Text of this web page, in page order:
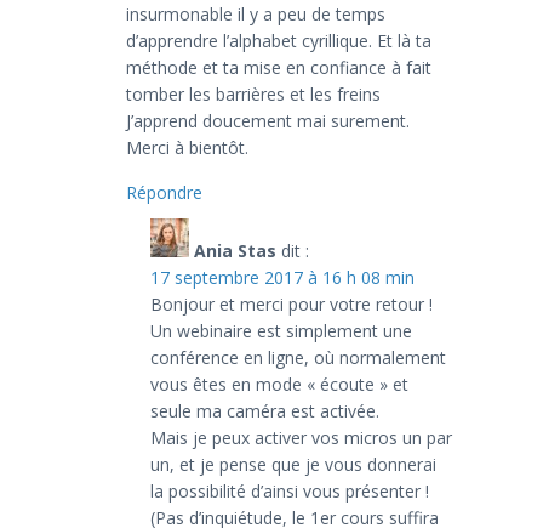
insurmonable il y a peu de temps
d’apprendre l’alphabet cyrillique. Et là ta
méthode et ta mise en confiance à fait
tomber les barrières et les freins
J’apprend doucement mai surement.
Merci à bientôt.
Répondre
Ania Stas dit :
17 septembre 2017 à 16 h 08 min
Bonjour et merci pour votre retour !
Un webinaire est simplement une
conférence en ligne, où normalement
vous êtes en mode « écoute » et
seule ma caméra est activée.
Mais je peux activer vos micros un par
un, et je pense que je vous donnerai
la possibilité d’ainsi vous présenter !
(Pas d’inquiétude, le 1er cours suffira